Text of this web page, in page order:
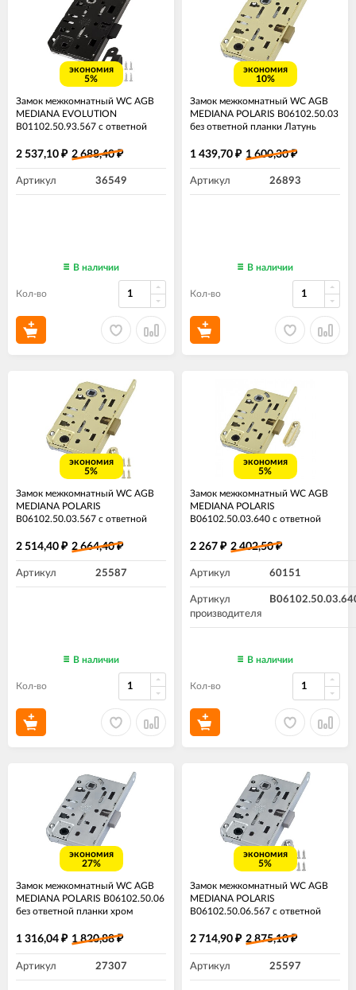
экономия
5%
Замок межкомнатный WC AGB
MEDIANA EVOLUTION
B01102.50.93.567 с ответной
2 537,10 ₽ 2 688,40₽
Артикул 36549
В наличии
Кол-во
экономия
10%
Замок межкомнатный WC AGB
MEDIANA POLARIS B06102.50.03
без ответной планки Латунь
1 439,70 ₽ 1 600,30₽
Артикул 26893
В наличии
Кол-во
экономия
5%
Замок межкомнатный WC AGB
MEDIANA POLARIS
B06102.50.03.567 с ответной
2 514,40 ₽ 2 664,40₽
Артикул 25587
В наличии
Кол-во
экономия
5%
Замок межкомнатный WC AGB
MEDIANA POLARIS
B06102.50.03.640 с ответной
2 267 ₽ 2 402,50₽
Артикул 60151
Артикул
производителя
В наличии
Кол-во
экономия
27%
Замок межкомнатный WC AGB
MEDIANA POLARIS B06102.50.06
без ответной планки хром
1 316,04 ₽ 1 820,88₽
Артикул 27307
экономия
5%
Замок межкомнатный WC AGB
MEDIANA POLARIS
B06102.50.06.567 с ответной
2 714,90 ₽ 2 875,10₽
Артикул 25597